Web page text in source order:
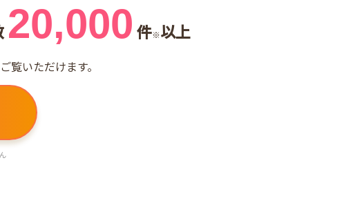
20,000 件※以上
いただけます。